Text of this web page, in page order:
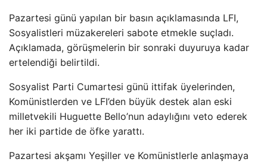
Pazartesi günü yapılan bir basın açıklamasında LFI,
Sosyalistleri müzakereleri sabote etmekle suçladı.
Açıklamada, görüşmelerin bir sonraki duyuruya kadar
ertelendiği belirtildi.
Sosyalist Parti Cumartesi günü ittifak üyelerinden,
Komünistlerden ve LFI’den büyük destek alan eski
milletvekili Huguette Bello’nun adaylığını veto ederek
her iki partide de öfke yarattı.
Pazartesi akşamı Yeşiller ve Komünistlerle anlaşmaya